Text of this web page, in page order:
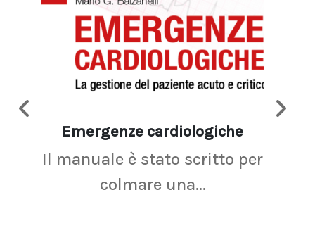
Emergenze cardiologiche
Il manuale è stato scritto per
colmare una...